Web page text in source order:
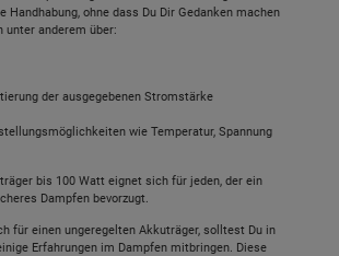
Handhabung, ohne dass Du Dir Gedanken machen
unter anderem über:
der ausgegebenen Stromstärke
wie Temperatur, Spannung
bis 100 Watt eignet sich für jeden, der ein
Dampfen bevorzugt.
für einen ungeregelten Akkuträger, solltest Du in
Erfahrungen im Dampfen mitbringen. Diese